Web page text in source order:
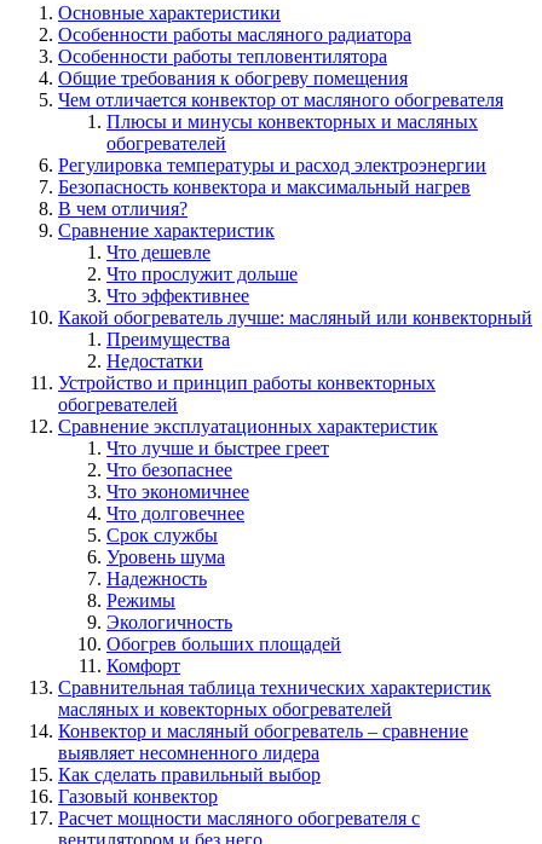
Основные характеристики
Особенности работы масляного радиатора
Особенности работы тепловентилятора
Общие требования к обогреву помещения
Чем отличается конвектор от масляного обогревателя
Плюсы и минусы конвекторных и масляных
обогревателей
Регулировка температуры и расход электроэнергии
Безопасность конвектора и максимальный нагрев
В чем отличия?
Сравнение характеристик
Что дешевле
Что прослужит дольше
Что эффективнее
Какой обогреватель лучше: масляный или конвекторный
Преимущества
Недостатки
Устройство и принцип работы конвекторных
обогревателей
Сравнение эксплуатационных характеристик
Что лучше и быстрее греет
Что безопаснее
Что экономичнее
Что долговечнее
Срок службы
Уровень шума
Надежность
Режимы
Экологичность
Обогрев больших площадей
Комфорт
Сравнительная таблица технических характеристик
масляных и ковекторных обогревателей
Конвектор и масляный обогреватель – сравнение
выявляет несомненного лидера
Как сделать правильный выбор
Газовый конвектор
Расчет мощности масляного обогревателя с
вентилятором и без него